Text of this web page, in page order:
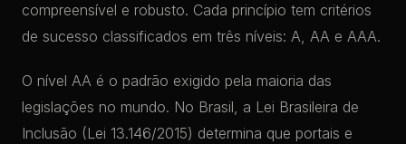
compreensível e robusto. Cada princípio tem critérios
de sucesso classificados em três níveis: A, AA e AAA.
O nível AA é o padrão exigido pela maioria das
legislações no mundo. No Brasil, a Lei Brasileira de
Inclusão (Lei 13.146/2015) determina que portais e